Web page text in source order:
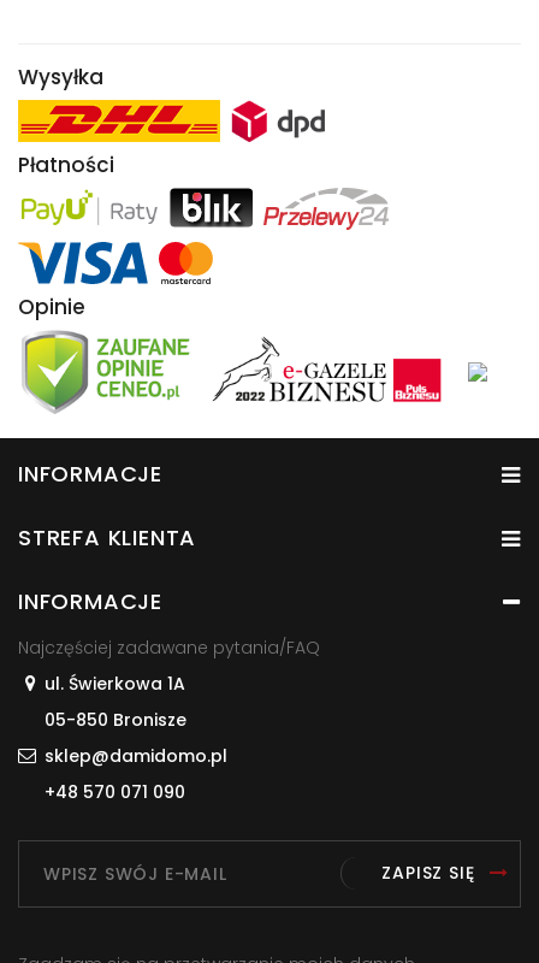
Wysyłka
Płatności
Opinie
INFORMACJE
STREFA KLIENTA
INFORMACJE
Najczęściej zadawane pytania/FAQ
ul. Świerkowa 1A
05-850 Bronisze
sklep@damidomo.pl
+48 570 071 090
ZAPISZ SIĘ